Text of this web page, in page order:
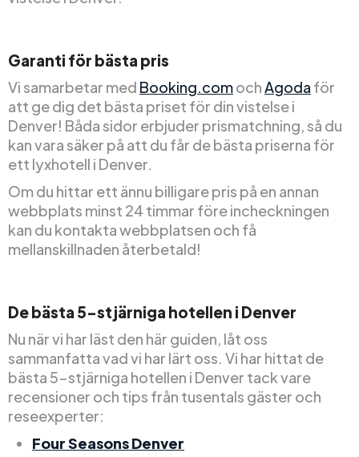
Garanti för bästa pris
Vi samarbetar med Booking.comochAgoda för
att ge dig det bästa priset för din vistelse i
Denver! Båda sidor erbjuder prismatchning, så du
kan vara säker på att du får de bästa priserna för
ett lyxhotell i Denver.
Om du hittar ett ännu billigare pris på en annan
webbplats minst 24 timmar före incheckningen
kan du kontakta webbplatsen och få
mellanskillnaden återbetald!
De bästa 5-stjärniga hotellen i Denver
Nu när vi har läst den här guiden, låt oss
sammanfatta vad vi har lärt oss. Vi har hittat de
bästa 5-stjärniga hotellen i Denver tack vare
recensioner och tips från tusentals gäster och
reseexperter:
Four Seasons Denver